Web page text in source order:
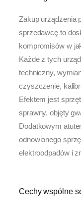
Zakup urządzenia
sprzedawcę to
kompromisów w
Każde z tych
techniczny,
czyszczenie,
Efektem jest
sprawny, objęty
Dodatkowym
odnowionego
elektroodpadów i
Cechy wspólne